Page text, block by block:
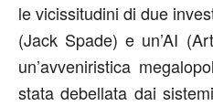
le vicissitudini di due
(Jack Spade) e un’AI
un’avveniristica
stata debellata dai